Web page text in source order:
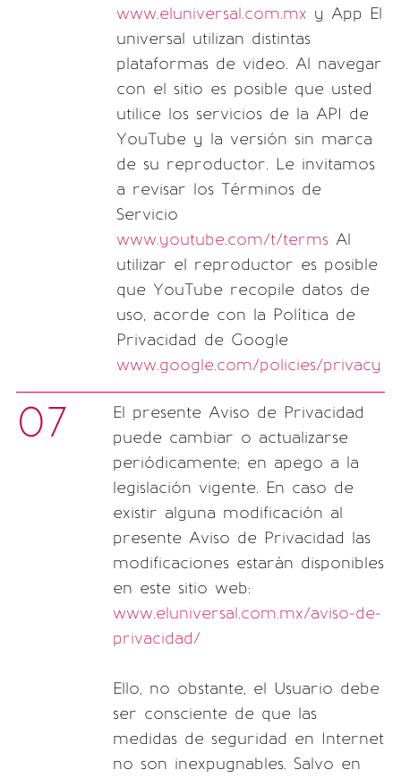
www.eluniversal.com.mx y App El
universal utilizan distintas
plataformas de video. Al navegar
con el sitio es posible que usted
utilice los servicios de la API de
YouTube y la versión sin marca
de su reproductor. Le invitamos
a revisar los Términos de
Servicio
www.youtube.com/t/terms Al
utilizar el reproductor es posible
que YouTube recopile datos de
uso, acorde con la Política de
Privacidad de Google
www.google.com/policies/privacy
07
El presente Aviso de Privacidad
puede cambiar o actualizarse
periódicamente; en apego a la
legislación vigente. En caso de
existir alguna modificación al
presente Aviso de Privacidad las
modificaciones estarán disponibles
en este sitio web:
www.eluniversal.com.mx/aviso-de-
privacidad/
Ello, no obstante, el Usuario debe
ser consciente de que las
medidas de seguridad en Internet
no son inexpugnables. Salvo en